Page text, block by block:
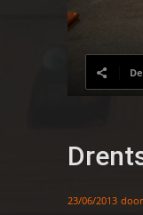
23/06/2013 door